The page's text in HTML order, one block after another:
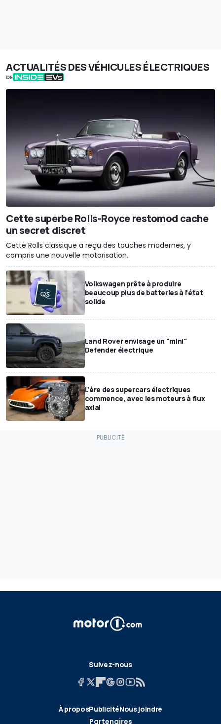
ACTUALITÉS DES VÉHICULES ÉLECTRIQUES
DE
Cette superbe Rolls-Royce restomod cache
un secret discret
Cette Rolls classique a reçu des touches modernes, y
compris une nouvelle motorisation.
Volkswagen prête à produire
beaucoup plus de batteries à l'état
solide
Land Rover envisage un "mini"
Defender électrique
L'ère des supercars électriques
commence, avec les moteurs à flux
axial
Suivez-nous
À proposPublicitéNous joindre
Partenaires